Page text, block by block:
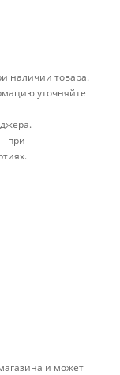
наличии товара.
уточняйте
при
и может